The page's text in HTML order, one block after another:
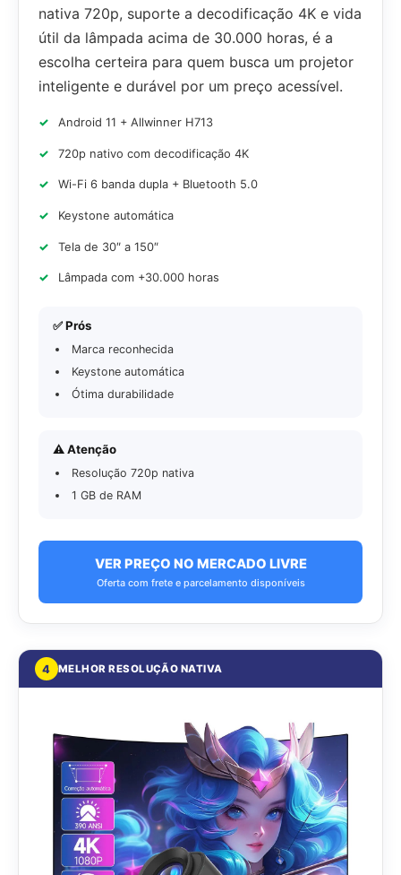
nativa 720p, suporte a decodificação 4K e vida
útil da lâmpada acima de 30.000 horas, é a
escolha certeira para quem busca um projetor
inteligente e durável por um preço acessível.
Android 11 + Allwinner H713
720p nativo com decodificação 4K
Wi-Fi 6 banda dupla + Bluetooth 5.0
Keystone automática
Tela de 30″ a 150″
Lâmpada com +30.000 horas
✅ Prós
Marca reconhecida
Keystone automática
Ótima durabilidade
⚠️ Atenção
Resolução 720p nativa
1 GB de RAM
VER PREÇO NO MERCADO LIVRE
Oferta com frete e parcelamento disponíveis
4 MELHOR RESOLUÇÃO NATIVA